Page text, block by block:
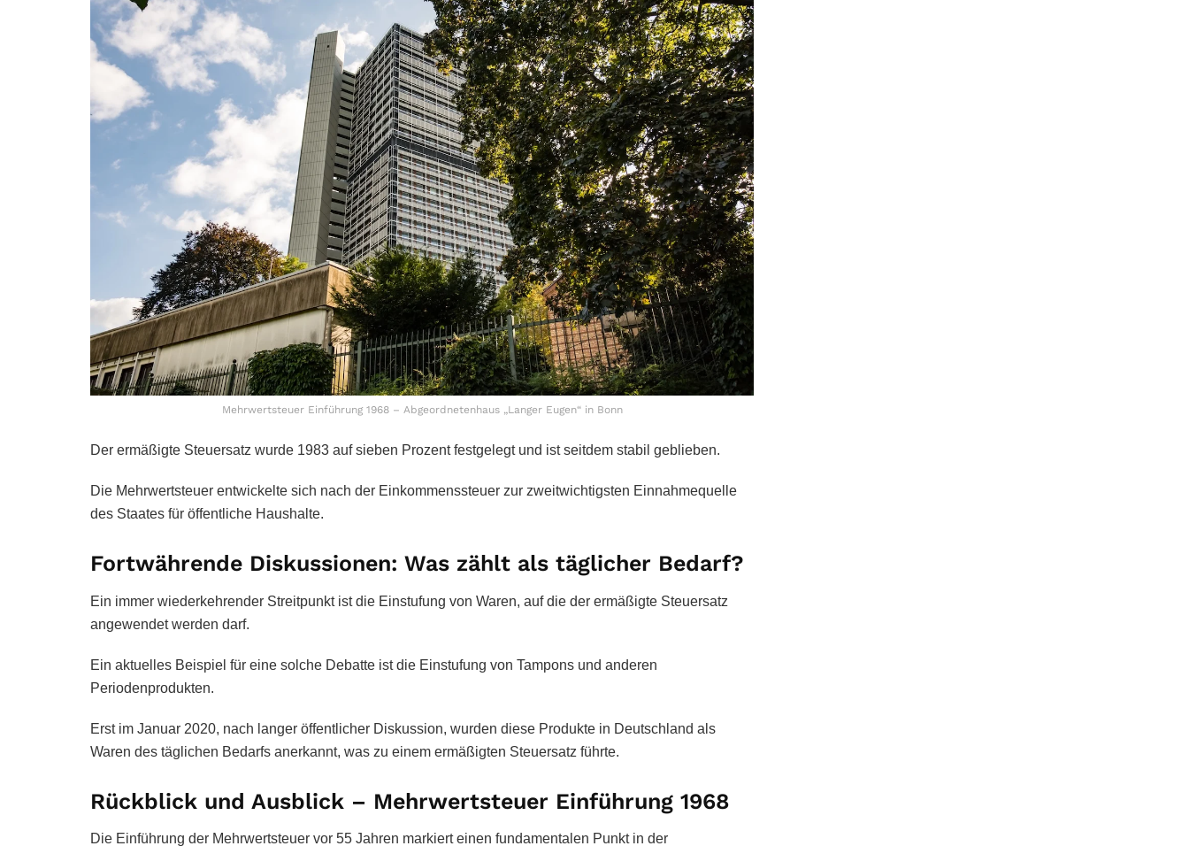
Mehrwertsteuer Einführung 1968 – Abgeordnetenhaus „Langer Eugen“ in Bonn
Der ermäßigte Steuersatz wurde 1983 auf sieben Prozent festgelegt und ist seitdem stabil geblieben.
Die Mehrwertsteuer entwickelte sich nach der Einkommenssteuer zur zweitwichtigsten Einnahmequelle
des Staates für öffentliche Haushalte.
Fortwährende Diskussionen: Was zählt als täglicher Bedarf?
Ein immer wiederkehrender Streitpunkt ist die Einstufung von Waren, auf die der ermäßigte Steuersatz
angewendet werden darf.
Ein aktuelles Beispiel für eine solche Debatte ist die Einstufung von Tampons und anderen
Periodenprodukten.
Erst im Januar 2020, nach langer öffentlicher Diskussion, wurden diese Produkte in Deutschland als
Waren des täglichen Bedarfs anerkannt, was zu einem ermäßigten Steuersatz führte.
Rückblick und Ausblick – Mehrwertsteuer Einführung 1968
Die Einführung der Mehrwertsteuer vor 55 Jahren markiert einen fundamentalen Punkt in der